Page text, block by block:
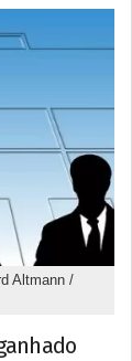
Altmann /